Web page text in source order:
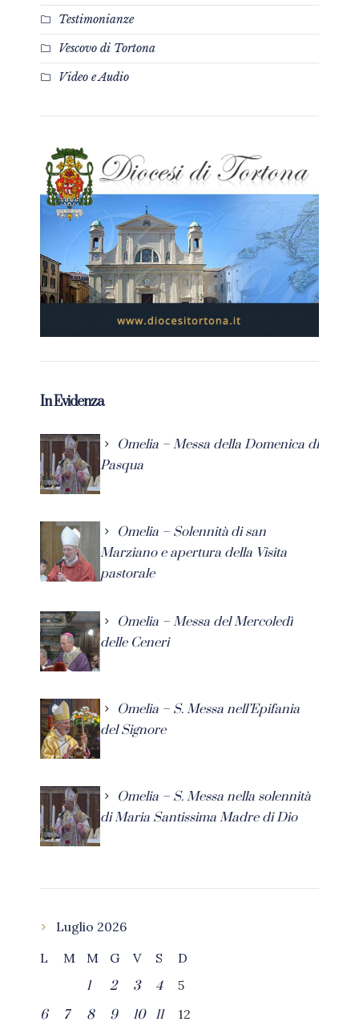
Testimonianze
Vescovo di Tortona
Video e Audio
In Evidenza
Omelia – Messa della Domenica di
Pasqua
Omelia – Solennità di san
Marziano e apertura della Visita
pastorale
Omelia – Messa del Mercoledì
delle Ceneri
Omelia – S. Messa nell’Epifania
del Signore
Omelia – S. Messa nella solennità
di Maria Santissima Madre di Dio
Luglio 2026
L
M M G V S
D
1
2 3 4
5
6
7 8 9 10 11
12